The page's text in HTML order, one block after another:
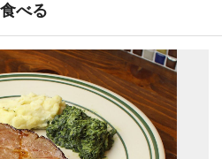
食べる